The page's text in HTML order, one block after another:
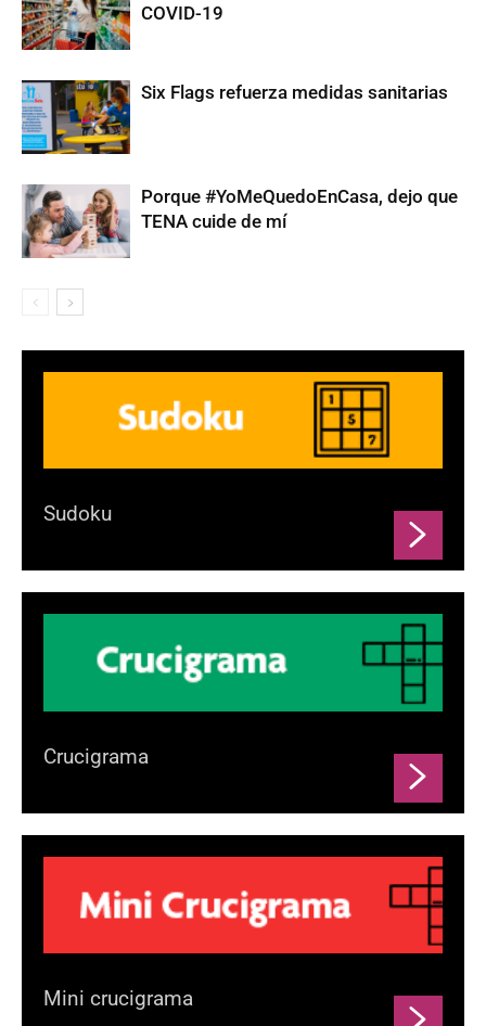
COVID-19
Six Flags refuerza medidas sanitarias
Porque #YoMeQuedoEnCasa, dejo que
TENA cuide de mí
Sudoku
Crucigrama
Mini crucigrama